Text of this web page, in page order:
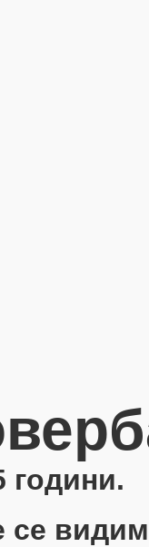
години.
се